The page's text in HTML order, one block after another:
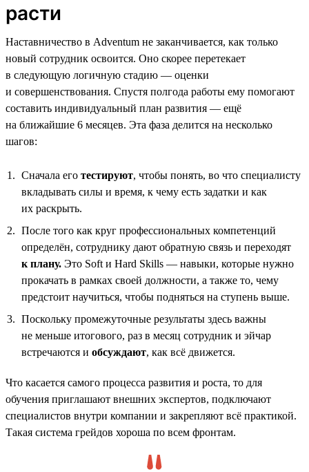
расти
Наставничество в Adventum не заканчивается, как только
новый сотрудник освоится. Оно скорее перетекает
в следующую логичную стадию — оценки
и совершенствования. Спустя полгода работы ему помогают
составить индивидуальный план развития — ещё
на ближайшие 6 месяцев. Эта фаза делится на несколько
шагов:
Сначала его тестируют, чтобы понять, во что специалисту
вкладывать силы и время, к чему есть задатки и как
их раскрыть.
После того как круг профессиональных компетенций
определён, сотруднику дают обратную связь и переходят
к плану. Это Soft и Hard Skills — навыки, которые нужно
прокачать в рамках своей должности, а также то, чему
предстоит научиться, чтобы подняться на ступень выше.
Поскольку промежуточные результаты здесь важны
не меньше итогового, раз в месяц сотрудник и эйчар
встречаются и обсуждают, как всё движется.
Что касается самого процесса развития и роста, то для
обучения приглашают внешних экспертов, подключают
специалистов внутри компании и закрепляют всё практикой.
Такая система грейдов хороша по всем фронтам.